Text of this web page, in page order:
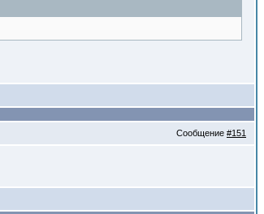
Сообщение #151